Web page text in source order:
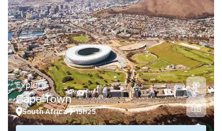
Explore
Cape Town
South Africa 15h25